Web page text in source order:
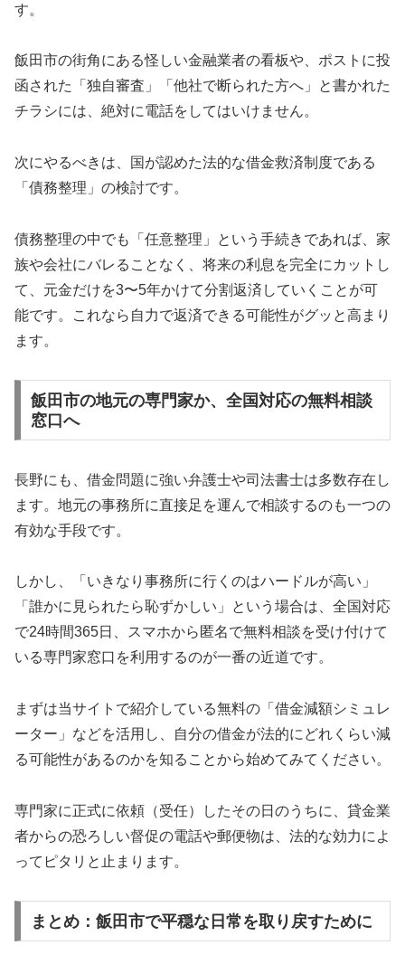
す。
飯田市の街角にある怪しい金融業者の看板や、ポストに投
函された「独自審査」「他社で断られた方へ」と書かれた
チラシには、絶対に電話をしてはいけません。
次にやるべきは、国が認めた法的な借金救済制度である
「債務整理」の検討です。
債務整理の中でも「任意整理」という手続きであれば、家
族や会社にバレることなく、将来の利息を完全にカットし
て、元金だけを3〜5年かけて分割返済していくことが可
能です。これなら自力で返済できる可能性がグッと高まり
ます。
飯田市の地元の専門家か、全国対応の無料相談
窓口へ
長野にも、借金問題に強い弁護士や司法書士は多数存在し
ます。地元の事務所に直接足を運んで相談するのも一つの
有効な手段です。
しかし、「いきなり事務所に行くのはハードルが高い」
「誰かに見られたら恥ずかしい」という場合は、全国対応
で24時間365日、スマホから匿名で無料相談を受け付けて
いる専門家窓口を利用するのが一番の近道です。
まずは当サイトで紹介している無料の「借金減額シミュレ
ーター」などを活用し、自分の借金が法的にどれくらい減
る可能性があるのかを知ることから始めてみてください。
専門家に正式に依頼（受任）したその日のうちに、貸金業
者からの恐ろしい督促の電話や郵便物は、法的な効力によ
ってピタリと止まります。
まとめ：飯田市で平穏な日常を取り戻すために